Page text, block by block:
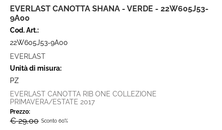
EVERLAST CANOTTA SHANA - VERDE - 22W605J53-
9A00
Cod. Art.:
22W605J53-9A00
EVERLAST
Unità di misura:
PZ
EVERLAST CANOTTA RIB ONE COLLEZIONE
PRIMAVERA/ESTATE 2017
Prezzo:
€ 29,00 Sconto 60%